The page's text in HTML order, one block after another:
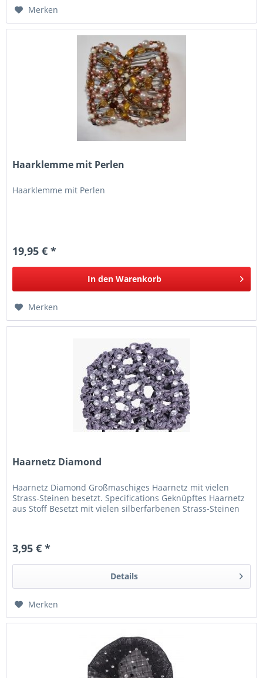
Merken
Haarklemme mit Perlen
Haarklemme mit Perlen
19,95 € *
In den Warenkorb
Merken
Haarnetz Diamond
Haarnetz Diamond Großmaschiges Haarnetz mit vielen
Strass-Steinen besetzt. Specifications Geknüpftes Haarnetz
aus Stoff Besetzt mit vielen silberfarbenen Strass-Steinen
3,95 € *
Details
Merken